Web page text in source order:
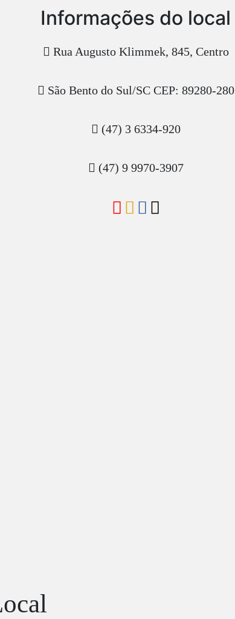
Informações do local
Rua Augusto Klimmek, 845, Centro
São Bento do Sul/SC CEP: 89280-280
(47) 3 6334-920
(47) 9 9970-3907